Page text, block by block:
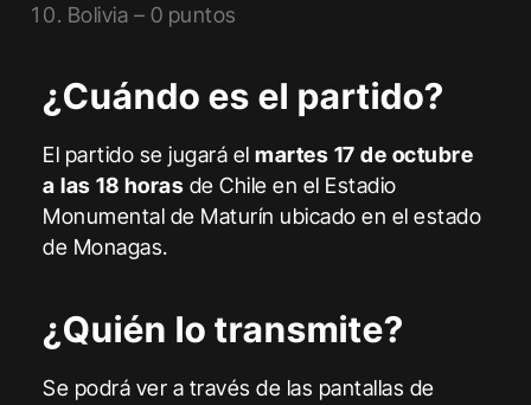
Bolivia – 0 puntos
¿Cuándo es el partido?
El partido se jugará elmartes 17 de octubre
a las 18 horas de Chile en el Estadio
Monumental de Maturín ubicado en el estado
de Monagas.
¿Quién lo transmite?
Se podrá ver a través de las pantallas de